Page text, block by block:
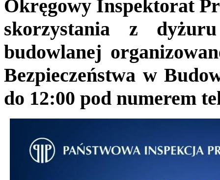
Okręgowy Inspektorat
skorzystania z
budowlanej
Bezpieczeństwa w
do 12:00 pod numerem